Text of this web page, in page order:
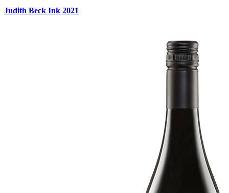
Judith Beck Ink 2021